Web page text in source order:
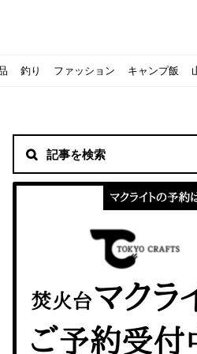
キャンプ用品の『ポイント買取』に
マクライトの口コミ・評判は？
ッカーでも作れるおすすめレシピを
尾根」から槍ヶ岳へ！
【八ヶ岳最高峰へ】南八ヶ岳テ
ントスおすすめヘッドライトのご紹
ングシューズはどちらを選ぶべき
カリマーのおすすめリュック容
ならスポルティバ！3つの理由とおす
クライミングユーザー参加型の
に教わる！『食感と旨みのタマゴサ
食うか食われるか、野生動物で
ズクイン』、人気の理由とおすすめ
【コスパ◎】キャンプデビュー
ズクイン』、人気の理由とおすすめ
【コスパ◎】キャンプデビュー
｜サロモンの定番シューズで解説&
しむために必要な装備6選【初級〜中
トレラン初心者必見！日頃のト
！用途別おすすめ水筒を紹介！便利
【こずチャンネル】使わなくな
クを比較！人数・用途別でおすすめを
クライミング道具はゼロポイン
釣り
の体験レポート】
アジングロッドおすすめ10選！
ファッション
フスキンの魅力と用途別おすすめリ
ティートンブロスのブランドに
キャンプ飯
なの？いまどきの海外キャンプ事
パティシエキャンパーSakiさん
に教わる！簡単『フルーツシロップ
パティシエキャンパーSakiさん
高！ほかほか『シュウマイ』の作り
に教わる！パン好き必見！モチモチ
パティシエキャンパーSakiさん
る！山梨県の九鬼山（くきやま）登山
積雪期の谷川岳で今シーズン最
！売却する方法や条件、手続きの流
キャンプ場の宿泊や利用券をふ
に参加してきました
レストハウス水郷で持ち込みBBQして
一生物のアウトドアブーツなら
に行ってみた！
ピコグリル入荷してます！ @小倉
ランス・ボーヌトレッキング編〜
ベランピングアイディア7選！家